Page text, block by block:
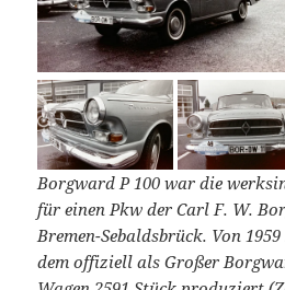
Borgward P 100 war die
für einen Pkw der Carl F. W.
Bremen-Sebaldsbrück. Von
dem offiziell als Großer